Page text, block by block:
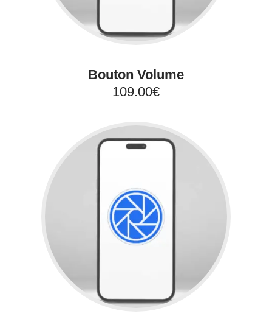
Bouton Volume
109.00€